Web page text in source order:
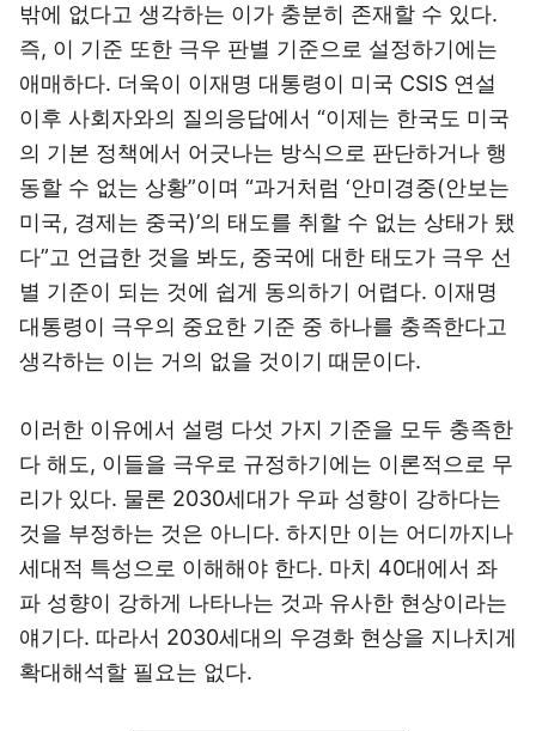
밖에 없다고 생각하는 이가 충분히 존재할 수 있다.
즉, 이 기준 또한 극우 판별 기준으로 설정하기에는
애매하다. 더욱이 이재명 대통령이 미국 CSIS 연설
이후 사회자와의 질의응답에서 “이제는 한국도 미국
의 기본 정책에서 어긋나는 방식으로 판단하거나 행
동할 수 없는 상황”이며 “과거처럼 ‘안미경중(안보는
미국, 경제는 중국)’의 태도를 취할 수 없는 상태가 됐
다”고 언급한 것을 봐도, 중국에 대한 태도가 극우 선
별 기준이 되는 것에 쉽게 동의하기 어렵다. 이재명
대통령이 극우의 중요한 기준 중 하나를 충족한다고
생각하는 이는 거의 없을 것이기 때문이다.
이러한 이유에서 설령 다섯 가지 기준을 모두 충족한
다 해도, 이들을 극우로 규정하기에는 이론적으로 무
리가 있다. 물론 2030세대가 우파 성향이 강하다는
것을 부정하는 것은 아니다. 하지만 이는 어디까지나
세대적 특성으로 이해해야 한다. 마치 40대에서 좌
파 성향이 강하게 나타나는 것과 유사한 현상이라는
얘기다. 따라서 2030세대의 우경화 현상을 지나치게
확대해석할 필요는 없다.